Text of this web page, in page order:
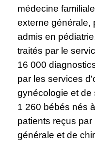
médecine
externe générale,
admis en
traités par le
16 000
par les services
gynécologie et de
1 260 bébés nés
patients reçus
générale et de